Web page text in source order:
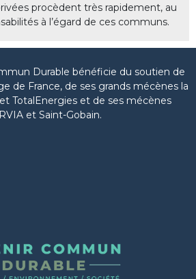
procèdent très rapidement, au
à l’égard de ces communs.
Durable bénéficie du soutien de
de France, de ses grands mécènes la
TotalEnergies et de ses mécènes
et Saint-Gobain.